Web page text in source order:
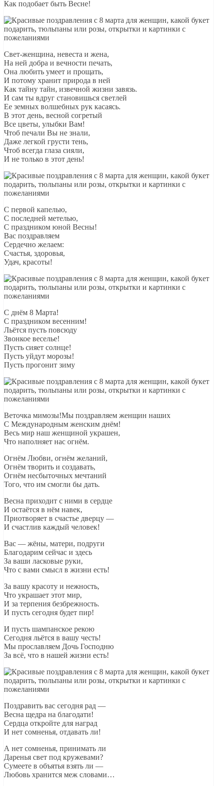
Как подобает быть Весне!
Свет-женщина, невеста и жена,
На ней добра и вечности печать,
Она любить умеет и прощать,
И потому хранит природа в ней
Как тайну тайн, извечной жизни завязь.
И сам ты вдруг становишься светлей
Ее земных волшебных рук касаясь.
В этот день, весной согретый
Все цветы, улыбки Вам!
Чтоб печали Вы не знали,
Даже легкой грусти тень,
Чтоб всегда глаза сияли,
И не только в этот день!
С первой капелью,
С последней метелью,
С праздником юной Весны!
Вас поздравляем
Сердечно желаем:
Счастья, здоровья,
Удач, красоты!
С днём 8 Марта!
С праздником весенним!
Льётся пусть повсюду
Звонкое веселье!
Пусть сияет солнце!
Пусть уйдут морозы!
Пусть прогонит зиму
Веточка мимозы!Мы поздравляем женщин наших
С Международным женским днём!
Весь мир наш женщиной украшен,
Что наполняет нас огнём.
Огнём Любви, огнём желаний,
Огнём творить и создавать,
Огнём несбыточных мечтаний
Того, что им смогли бы дать.
Весна приходит с ними в сердце
И остаётся в нём навек,
Приотворяет в счастье дверцу —
И счастлив каждый человек!
Вас — жёны, матери, подруги
Благодарим сейчас и здесь
За ваши ласковые руки,
Что с вами смысл в жизни есть!
За вашу красоту и нежность,
Что украшает этот мир,
И за терпения безбрежность.
И пусть сегодня будет пир!
И пусть шампанское рекою
Сегодня льётся в вашу честь!
Мы прославляем Дочь Господню
За всё, что в нашей жизни есть!
Поздравить вас сегодня рад —
Весна щедра на благодати!
Сердца откройте для наград
И нет сомненья, отдавать ли!
А нет сомненья, принимать ли
Даренья свет под кружевами?
Сумеете в объятья взять ли —
Любовь хранится меж словами…